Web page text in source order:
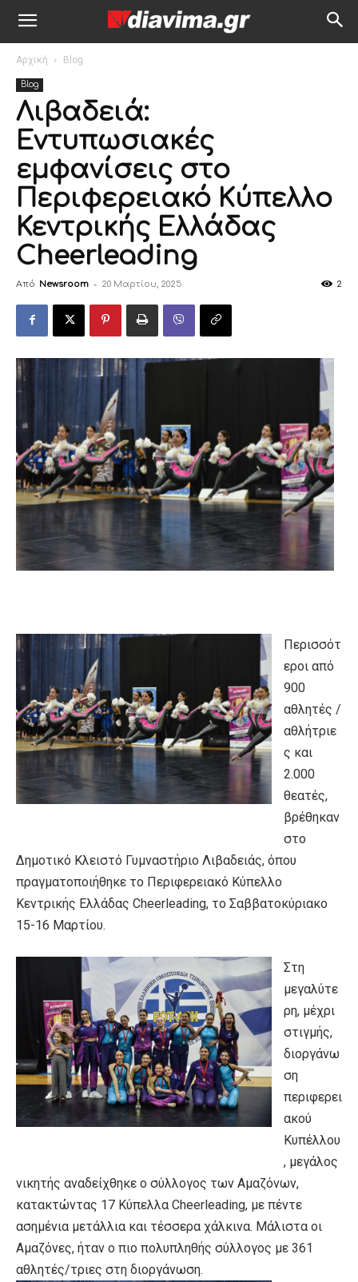
Αρχική Blog
Blog
Λιβαδειά:
Εντυπωσιακές
εμφανίσεις στο
Περιφερειακό Κύπελλο
Κεντρικής Ελλάδας
Cheerleading
Από Newsroom - 20 Μαρτίου, 2025 2
Περισσότ
εροι από
900
αθλητές /
αθλήτριε
ς και
2.000
θεατές,
βρέθηκαν
στο
Δημοτικό Κλειστό Γυμναστήριο Λιβαδειάς, όπου
πραγματοποιήθηκε το Περιφερειακό Κύπελλο
Κεντρικής Ελλάδας Cheerleading, το Σαββατοκύριακο
15-16 Μαρτίου.
Στη
μεγαλύτε
ρη, μέχρι
στιγμής,
διοργάνω
ση
περιφερει
ακού
Κυπέλλου
, μεγάλος
νικητής αναδείχθηκε ο σύλλογος των Αμαζόνων,
κατακτώντας 17 Κύπελλα Cheerleading, με πέντε
ασημένια μετάλλια και τέσσερα χάλκινα. Μάλιστα οι
Αμαζόνες, ήταν ο πιο πολυπληθής σύλλογος με 361
αθλητές/τριες στη διοργάνωση.